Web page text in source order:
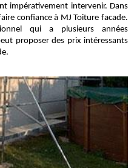
impérativement intervenir. Dans
confiance à MJ Toiture facade.
qui a plusieurs années
proposer des prix intéressants